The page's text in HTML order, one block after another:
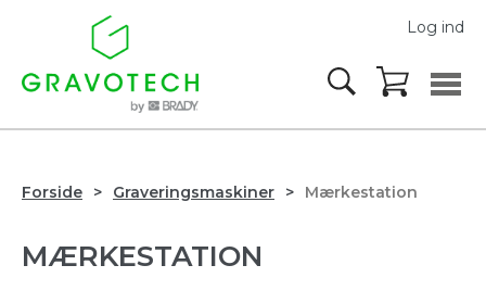
Log ind
Forside Graveringsmaskiner Mærkestation
MÆRKESTATION